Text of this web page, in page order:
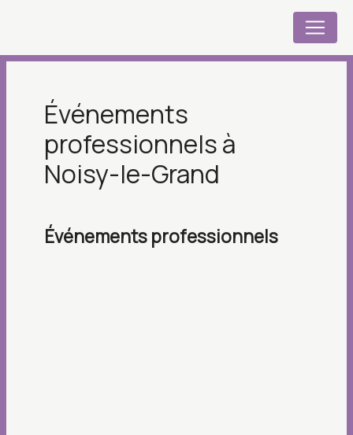
événements
professionnels à
Noisy-le-Grand
événements professionnels